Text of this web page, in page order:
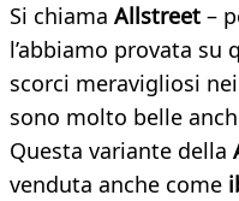
Si chiama Allstreet –
l’abbiamo provata su
scorci meravigliosi
sono molto belle
Questa variante della
venduta anche come